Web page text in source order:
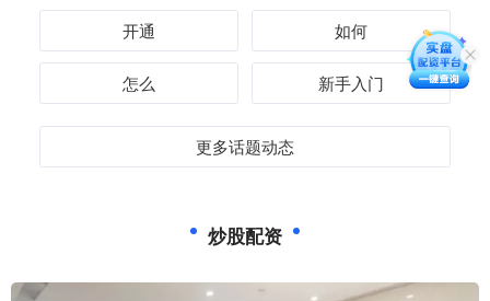
开通 如何
怎么 新手入门
更多话题动态
炒股配资